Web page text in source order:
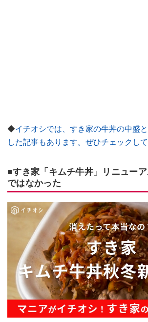
◆イチオシでは、すき家の牛丼の中盛
した記事もあります。ぜひチェックし
■すき家「キムチ牛丼」リニュー
ではなかった